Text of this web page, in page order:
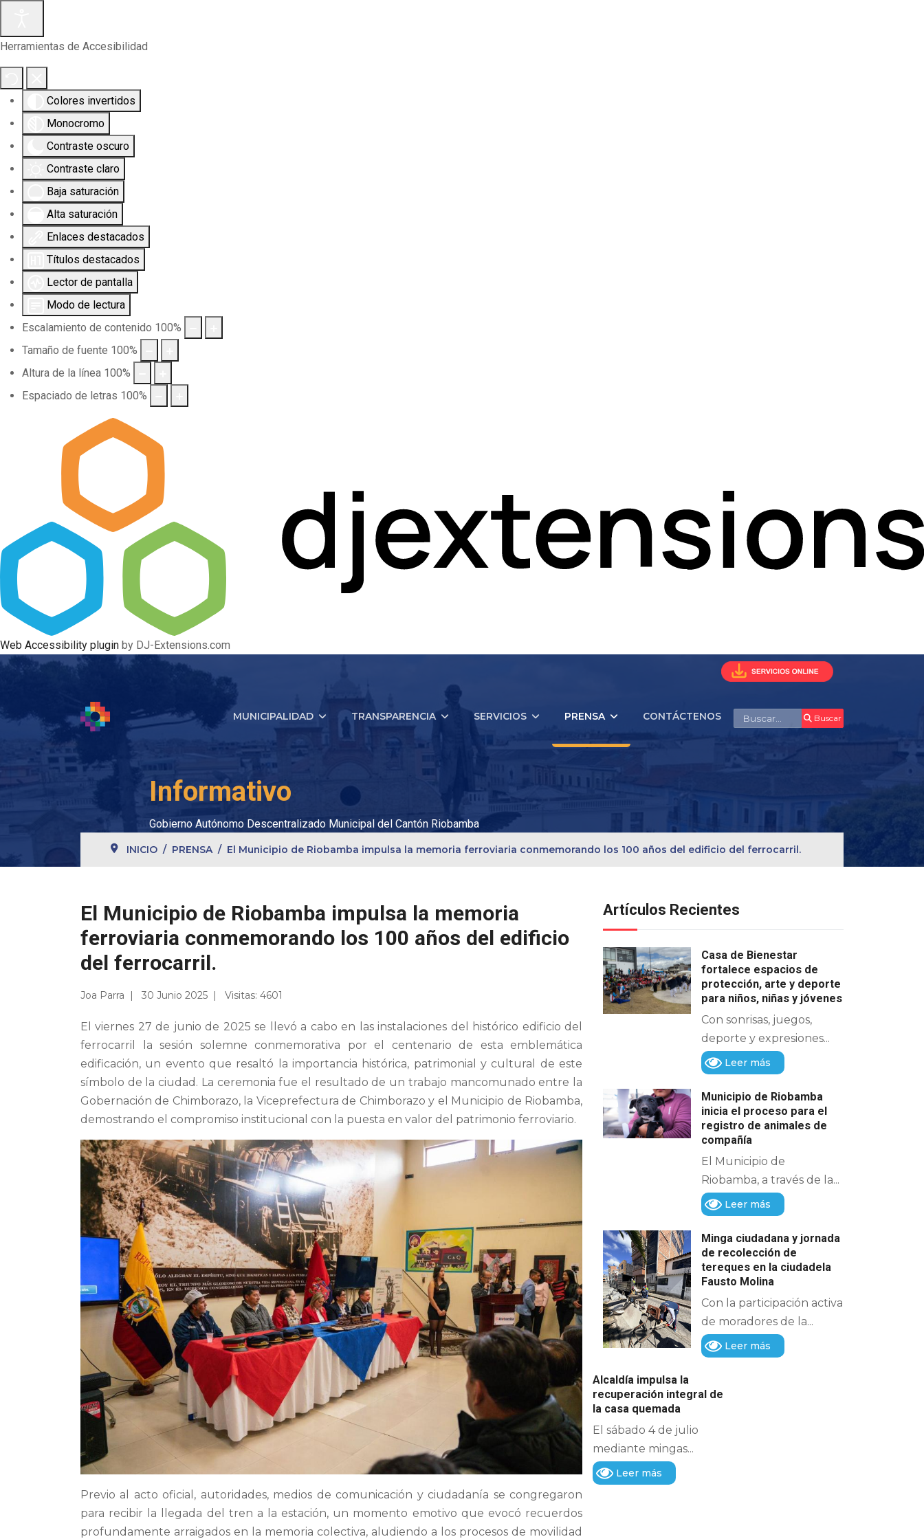
Herramientas de Accesibilidad
Colores invertidos
Monocromo
Contraste oscuro
Contraste claro
Baja saturación
Alta saturación
Enlaces destacados
Títulos destacados
Lector de pantalla
Modo de lectura
Escalamiento de contenido 100%
Tamaño de fuente 100%
Altura de la línea 100%
Espaciado de letras 100%
Web Accessibility plugin by DJ-Extensions.com
MUNICIPALIDAD TRANSPARENCIA SERVICIOS PRENSA CONTÁCTENOS Buscar Buscar
Informativo
Gobierno Autónomo Descentralizado Municipal del Cantón Riobamba
INICIO PRENSA El Municipio de Riobamba impulsa la memoria ferroviaria conmemorando los 100 años del edificio del ferrocarril.
El Municipio de Riobamba impulsa la memoria
ferroviaria conmemorando los 100 años del edificio
del ferrocarril.
Joa Parra 30 Junio 2025 Visitas: 4601
El viernes 27 de junio de 2025 se llevó a cabo en las instalaciones del histórico edificio del
ferrocarril la sesión solemne conmemorativa por el centenario de esta emblemática
edificación, un evento que resaltó la importancia histórica, patrimonial y cultural de este
símbolo de la ciudad. La ceremonia fue el resultado de un trabajo mancomunado entre la
Gobernación de Chimborazo, la Viceprefectura de Chimborazo y el Municipio de Riobamba,
demostrando el compromiso institucional con la puesta en valor del patrimonio ferroviario.
Previo al acto oficial, autoridades, medios de comunicación y ciudadanía se congregaron
para recibir la llegada del tren a la estación, un momento emotivo que evocó recuerdos
profundamente arraigados en la memoria colectiva, aludiendo a los procesos de movilidad
Artículos Recientes
Casa de Bienestar
fortalece espacios de
protección, arte y deporte
para niños, niñas y jóvenes
Con sonrisas, juegos,
deporte y expresiones...
Leer más
Municipio de Riobamba
inicia el proceso para el
registro de animales de
compañía
El Municipio de
Riobamba, a través de la...
Leer más
Minga ciudadana y jornada
de recolección de
tereques en la ciudadela
Fausto Molina
Con la participación activa
de moradores de la...
Leer más
Alcaldía impulsa la
recuperación integral de
la casa quemada
El sábado 4 de julio
mediante mingas...
Leer más